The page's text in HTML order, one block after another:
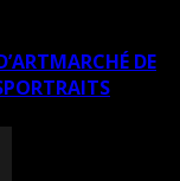
MARCHÉ DE
PORTRAITS